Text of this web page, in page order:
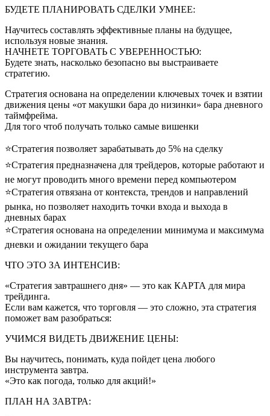
БУДЕТЕ ПЛАНИРОВАТЬ СДЕЛКИ УМНЕЕ:
Научитесь составлять эффективные планы на будущее,
используя новые знания.
НАЧНЕТЕ ТОРГОВАТЬ С УВЕРЕННОСТЬЮ:
Будете знать, насколько безопасно вы выстраиваете
стратегию.
Стратегия основана на определении ключевых точек и взятии
движения цены «от макушки бара до низинки» бара дневного
таймфрейма.
Для того чтоб получать только самые вишенки
⭐Стратегия позволяет зарабатывать до 5% на сделку
⭐Стратегия предназначена для трейдеров, которые работают и
не могут проводить много времени перед компьютером
⭐Стратегия отвязана от контекста, трендов и направлений
рынка, но позволяет находить точки входа и выхода в
дневных барах
⭐Стратегия основана на определении минимума и максимума
дневки и ожидании текущего бара
ЧТО ЭТО ЗА ИНТЕНСИВ:
«Стратегия завтрашнего дня» — это как КАРТА для мира
трейдинга.
Если вам кажется, что торговля — это сложно, эта стратегия
поможет вам разобраться:
УЧИМСЯ ВИДЕТЬ ДВИЖЕНИЕ ЦЕНЫ:
Вы научитесь, понимать, куда пойдет цена любого
инструмента завтра.
«Это как погода, только для акций!»
ПЛАН НА ЗАВТРА: